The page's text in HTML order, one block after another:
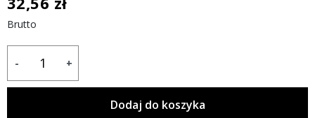
Brutto
- +
Dodaj do koszyka